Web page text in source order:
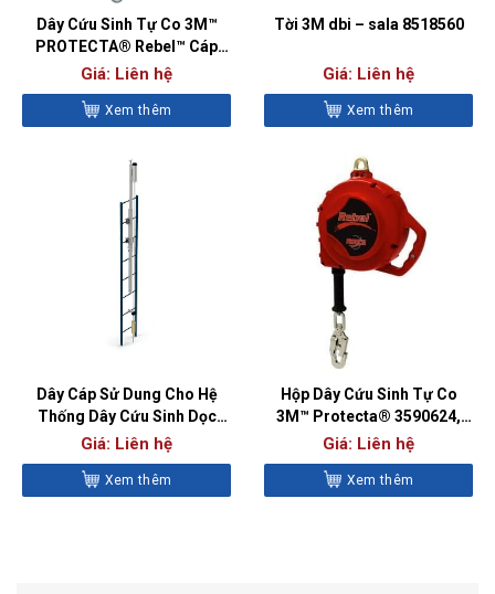
Dây Cứu Sinh Tự Co 3M™
PROTECTA® Rebel™ Cáp
3590019, 15 ft (4,5 m)
Giá: Liên hệ
Xem thêm
Tời 3M dbi – sala 8518560
Giá: Liên hệ
Xem thêm
Dây Cáp Sử Dung Cho Hệ
Thống Dây Cứu Sinh Dọc
3M™ DBI-SALA® Lad-Saf™
6191061
Giá: Liên hệ
Xem thêm
Hộp Dây Cứu Sinh Tự Co
3M™ Protecta® 3590624,
Cáp Mạ Kẽm, 6 m
Giá: Liên hệ
Xem thêm